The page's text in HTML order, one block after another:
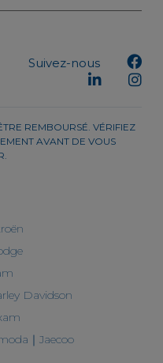
Suivez-nous
REMBOURSÉ. VÉRIFIEZ
AVANT DE VOUS
Davidson
｜Jaecoo